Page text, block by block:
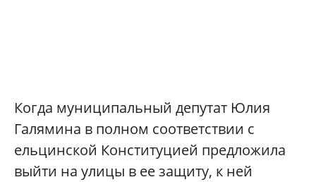
Когда муниципальный депутат Юлия
Галямина в полном соответствии с
ельцинской Конституцией предложила
выйти на улицы в ее защиту, к ней